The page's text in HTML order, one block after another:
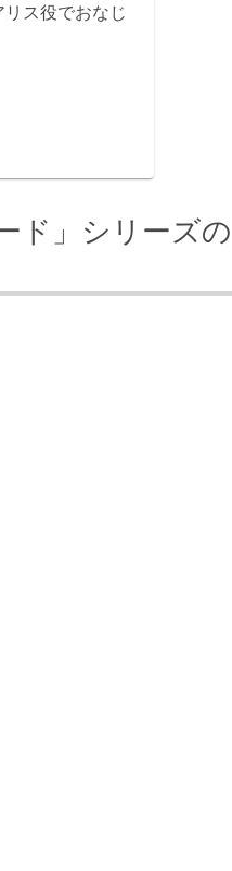
ス役でおなじ
ド」シリーズの